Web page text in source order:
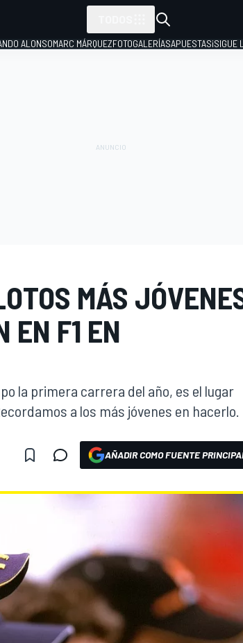
ALONSOMARC MÁRQUEZFOTOGALERÍASAPUESTAS¡SIGUE
MÁS
EN F1 EN
la primera carrera del año, es el lugar
a los más jóvenes en hacerlo.
AÑADIR COMO FUENTE